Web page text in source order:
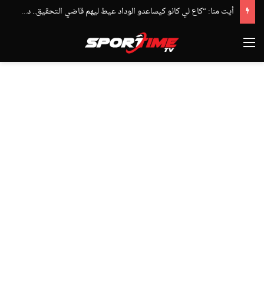
أيت منا: “كاع لي كانو كيساعدو الوداد عيط ليهم قاضي التحقيق.. دابا حتى شي واحد ما بقا باغي يعاون”
القائمة